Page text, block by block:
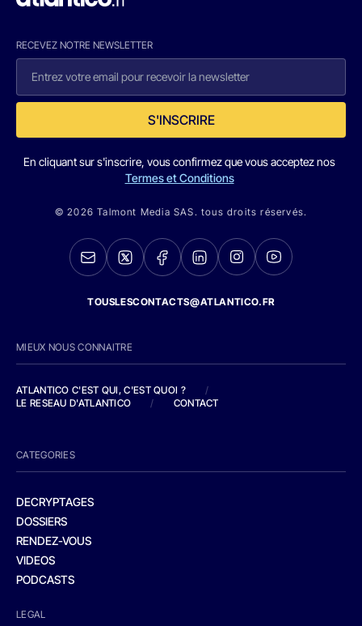
RECEVEZ NOTRE NEWSLETTER
S'INSCRIRE
En cliquant sur s'inscrire, vous confirmez que vous acceptez nos
Termes et Conditions
© 2026 Talmont Media SAS. tous droits réservés.
TOUSLESCONTACTS@ATLANTICO.FR
MIEUX NOUS CONNAITRE
ATLANTICO C'EST QUI, C'EST QUOI ?
/
LE RESEAU D'ATLANTICO
/ CONTACT
CATEGORIES
DECRYPTAGES
DOSSIERS
RENDEZ-VOUS
VIDEOS
PODCASTS
LEGAL